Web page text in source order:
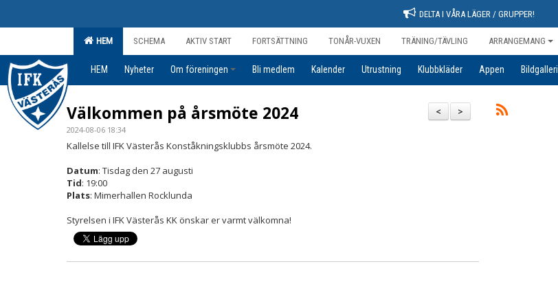
DELTA I VÅRA LÄGER / GRUPPER!
HEM SCHEMA AKTIV START FORTSÄTTNING TONÅR-VUXEN TRÄNING/TÄVLING ARRANGEMANG
HEM Nyheter Om föreningen Bli medlem Kalender Utrustning Klubbkläder Appen Bildgalleri
>
<
Välkommen på årsmöte 2024
2024-08-06 18:34
Kallelse till IFK Västerås Konståkningsklubbs årsmöte 2024.
Datum: Tisdag den 27 augusti
Tid: 19:00
Plats: Mimerhallen Rocklunda
Styrelsen i IFK Västerås KK önskar er varmt välkomna!